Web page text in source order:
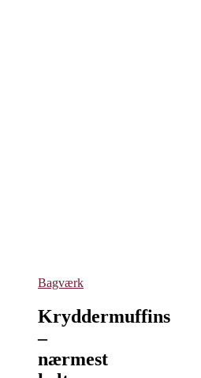
Bagværk
Kryddermuffins
–
nærmest